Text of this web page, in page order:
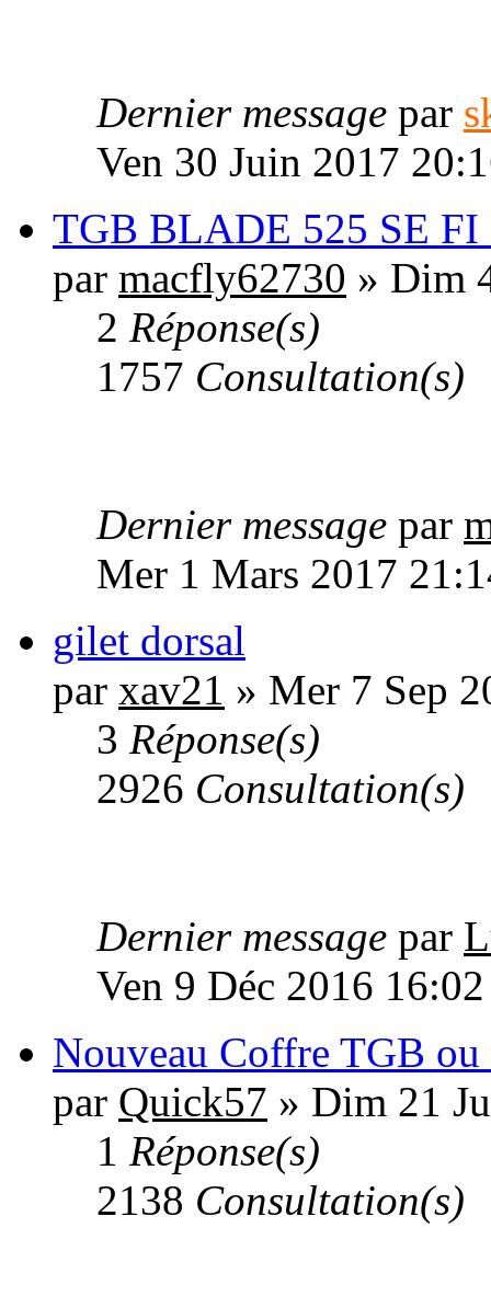
Dernier message par
Ven 30 Juin 2017
TGB BLADE 525 SE FI
par macfly62730 » Dim
2 Réponse(s)
1757 Consultation(s)
Dernier message par
Mer 1 Mars 2017
gilet dorsal
par xav21 » Mer 7 Sep
3 Réponse(s)
2926 Consultation(s)
Dernier message par
Ven 9 Déc 2016 16:02
Nouveau Coffre TGB ou
par Quick57 » Dim 21
1 Réponse(s)
2138 Consultation(s)